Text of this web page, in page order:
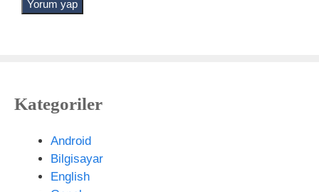
Kategoriler
Android
Bilgisayar
English